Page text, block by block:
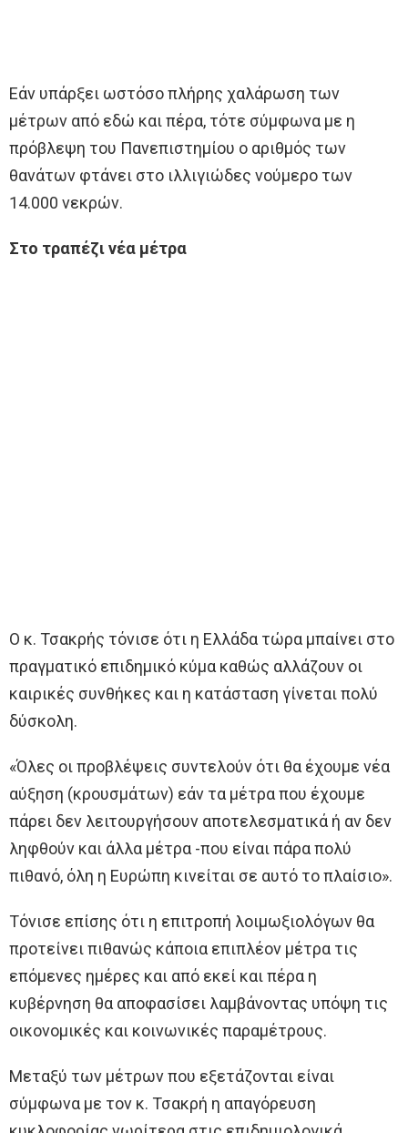
Εάν υπάρξει ωστόσο πλήρης χαλάρωση των
μέτρων από εδώ και πέρα, τότε σύμφωνα με η
πρόβλεψη του Πανεπιστημίου ο αριθμός των
θανάτων φτάνει στο ιλλιγιώδες νούμερο των
14.000 νεκρών.
Στο τραπέζι νέα μέτρα
Ο κ. Τσακρής τόνισε ότι η Ελλάδα τώρα μπαίνει στο
πραγματικό επιδημικό κύμα καθώς αλλάζουν οι
καιρικές συνθήκες και η κατάσταση γίνεται πολύ
δύσκολη.
«Όλες οι προβλέψεις συντελούν ότι θα έχουμε νέα
αύξηση (κρουσμάτων) εάν τα μέτρα που έχουμε
πάρει δεν λειτουργήσουν αποτελεσματικά ή αν δεν
ληφθούν και άλλα μέτρα -που είναι πάρα πολύ
πιθανό, όλη η Ευρώπη κινείται σε αυτό το πλαίσιο».
Τόνισε επίσης ότι η επιτροπή λοιμωξιολόγων θα
προτείνει πιθανώς κάποια επιπλέον μέτρα τις
επόμενες ημέρες και από εκεί και πέρα η
κυβέρνηση θα αποφασίσει λαμβάνοντας υπόψη τις
οικονομικές και κοινωνικές παραμέτρους.
Μεταξύ των μέτρων που εξετάζονται είναι
σύμφωνα με τον κ. Τσακρή η απαγόρευση